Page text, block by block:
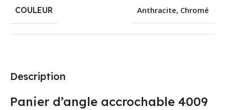
Description
Panier d’angle accrochable 4009
COULEUR Anthracite, Chromé